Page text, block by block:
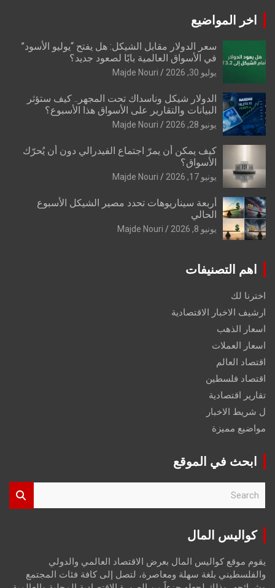
اخر المواضيع
سعر الدولار مقابل الشيكل: هل يفتح “يوليو الأسود”
في الأسواق العالمية بابًا لصعود جديد؟
يوليو 30, 2026 Majde Nouri
الدولار شيكل وناسداك تحت المجهر.. كيف ستؤثر
البيانات والتقارير على الأسواق هذا الأسبوع؟
يونيو 28, 2026 Majde Nouri
كيف يمكن أن يمرّ اجتماع الفيدرالي دون أن يُحرّك
الأسواق؟
يونيو 17, 2026 Majde Nouri
أربعة سيناريوهات تحدد مصير الشيكل الأسبوع
الحالي
يونيو 8, 2026 Majde Nouri
اهم التصنيفات
اخترنا لك
ارشيف الاخبار الاقتصادية
اسعار الذهب
اسعار العملات
اقتصاد العالم
اقتصاد فلسطين
تقارير اقتصادية
ل شريط الاخبار
مواضيع مميزة
ابحث في الموقع
r
كواليس المال
يقوم موقع كواليس المال بعرض الاقتصاد العالمي والدولي
والفلسطيني بلغة سهلة ومعاصرة، لتصل إلى كافة فئات المجتمع